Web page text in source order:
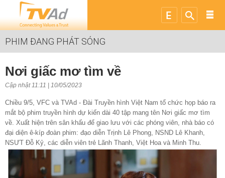
PHIM ĐANG PHÁT SÓNG
Nơi giấc mơ tìm về
Cập nhật 11:11 | 10/05/2023
Chiều 9/5, VFC và TVAd - Đài Truyền hình Việt Nam tổ chức họp báo ra
mắt bộ phim truyền hình dự kiến dài 40 tập mang tên Nơi giấc mơ tìm
về. Xuất hiện trên sân khấu để giao lưu với các phóng viên, nhà báo có
đại diện ê-kíp đoàn phim: đạo diễn Trịnh Lê Phong, NSND Lê Khanh,
NSƯT Đỗ Kỷ, các diễn viên trẻ Lãnh Thanh, Việt Hoa và Minh Thu.